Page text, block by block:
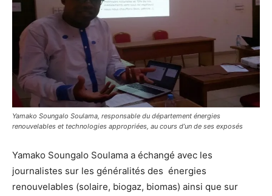
Yamako Soungalo Soulama, responsable du département énergies
renouvelables et technologies appropriées, au cours d’un de ses exposés
Yamako Soungalo Soulama a échangé avec les
journalistes sur les généralités des énergies
renouvelables (solaire, biogaz, biomas) ainsi que sur